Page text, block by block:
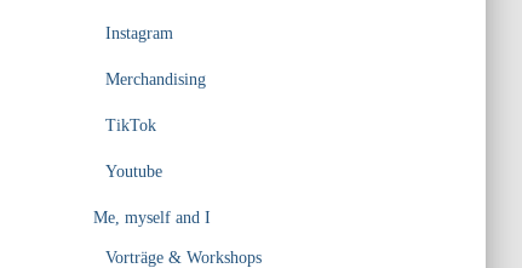
Instagram
Merchandising
TikTok
Youtube
Me, myself and I
Vorträge & Workshops